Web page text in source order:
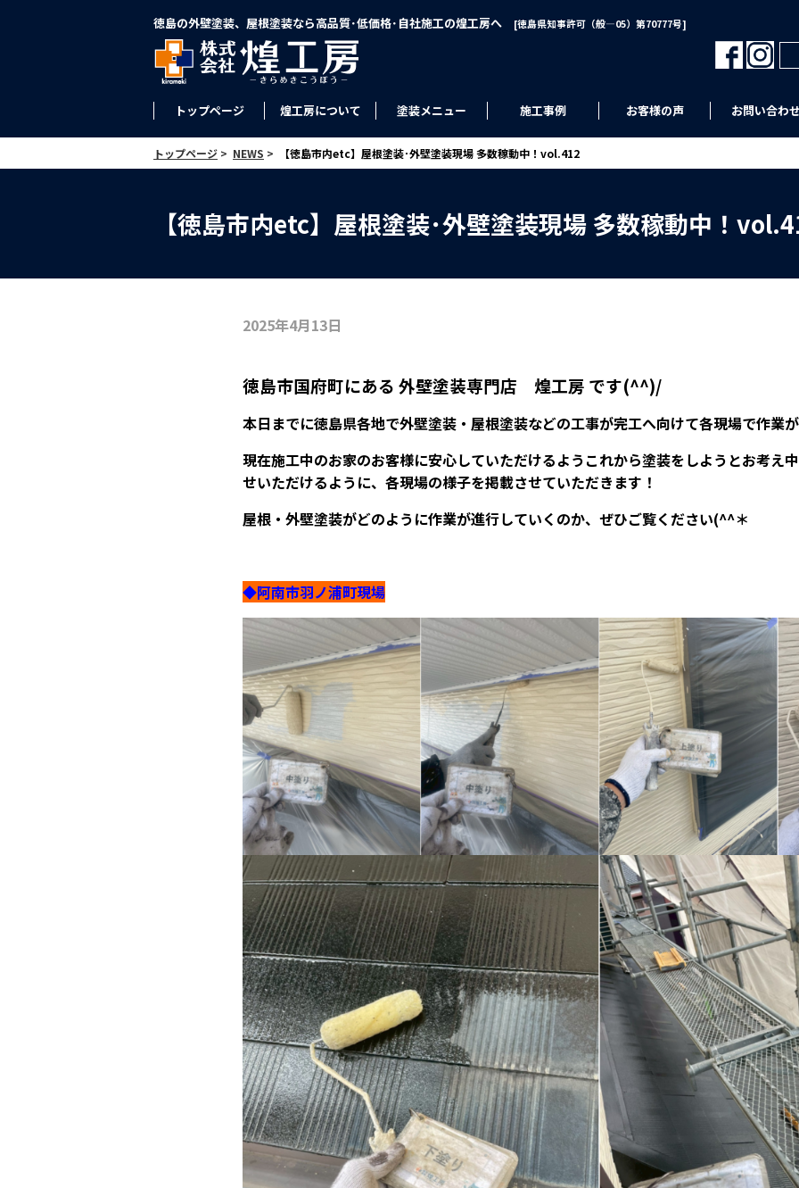
徳島の外壁塗装、屋根塗装なら高品質･低価格･自社施工の煌工房へ [徳島県知事許可（般―05）第70777号]
トップページ 煌工房について 塗装メニュー 施工事例 お客様の声 お問い合わ
トップページ > NEWS > 【徳島市内etc】屋根塗装･外壁塗装現場 多数稼動中！vol.412
【徳島市内etc】屋根塗装･外壁塗装現場 多数稼動中！
2025年4月13日
徳島市国府町にある 外壁塗装専門店 煌工房 です(^^)/
本日までに徳島県各地で外壁塗装・屋根塗装などの工事が完工へ向けて各現場で作業
現在施工中のお家のお客様に安心していただけるようこれから塗装をしようとお考え
せいただけるように、各現場の様子を掲載させていただきます！
屋根・外壁塗装がどのように作業が進行していくのか、ぜひご覧ください(^^＊
◆阿南市羽ノ浦町現場